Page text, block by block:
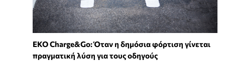
EKO Charge&Go: Όταν η δημόσια φόρτιση γίνεται
πραγματική λύση για τους οδηγούς